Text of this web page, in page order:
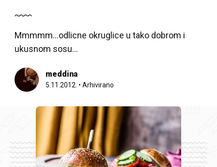
Mmmmm...odlicne okruglice u tako dobrom i
ukusnom sosu...
meddina
5.11.2012. • Arhivirano